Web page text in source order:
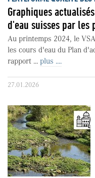
Graphiques
d'eau suisses par les
Au printemps 2024, le
les cours d'eau du Plan
rapport ... plus ....
27.01.2026